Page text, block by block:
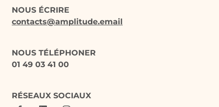
NOUS ÉCRIRE
contacts@amplitude.email
NOUS TÉLÉPHONER
01 49 03 41 00
RÉSEAUX SOCIAUX